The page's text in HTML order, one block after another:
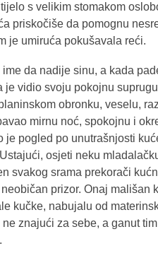
s velikim stomakom
priskočiše da pomognu
je umiruća pokušavala reći.
da nadije sinu, a kada
je vidio svoju pokojnu
obronku, veselu,
mirnu noć, spokojnu i
pogled po unutrašnjosti
osjeti neku
svakog srama prekorači
prizor. Onaj mališan
kučke, nabujalu od
znajući za sebe, a ganut